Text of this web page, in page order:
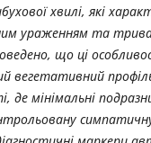
хвилі, які
ураженням та
що ці
вегетативний
де мінімальні